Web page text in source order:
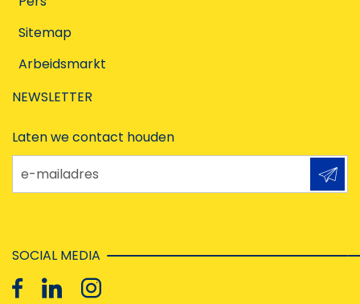
Sitemap
Arbeidsmarkt
NEWSLETTER
Laten we contact houden
e-mailadres
SOCIAL MEDIA